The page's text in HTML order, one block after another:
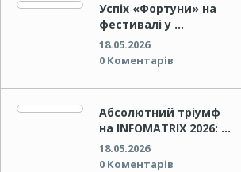
Успіх «Фортуни» на
фестивалі у …
18.05.2026
0 Коментарів
Абсолютний тріумф
на INFOMATRIX 2026: …
18.05.2026
0 Коментарів